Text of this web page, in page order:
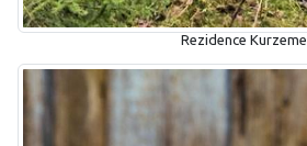
Rezidence Kurzeme